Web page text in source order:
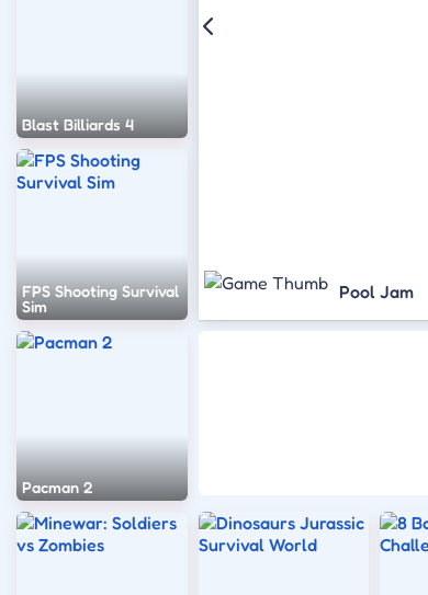
Pool Jam
Blast Billiards 4
FPS Shooting Survival
Sim
Pacman 2